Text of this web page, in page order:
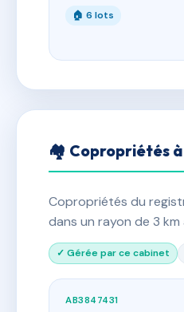
🏠 6 lots
🏘 Copropriétés
Copropriétés du
dans un rayon de 3
✓ Gérée par ce cabinet
AB3847431